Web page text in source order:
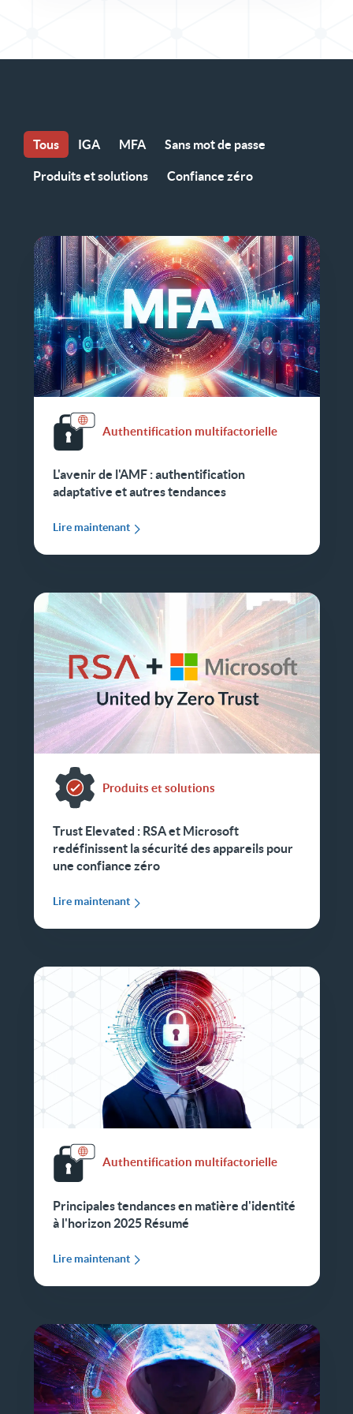
Tous IGA MFA Sans mot de passe
Produits et solutions Confiance zéro
Authentification multifactorielle
L'avenir de l'AMF : authentification
adaptative et autres tendances
Lire maintenant
Produits et solutions
Trust Elevated : RSA et Microsoft
redéfinissent la sécurité des appareils pour
une confiance zéro
Lire maintenant
Authentification multifactorielle
Principales tendances en matière d'identité
à l'horizon 2025 Résumé
Lire maintenant